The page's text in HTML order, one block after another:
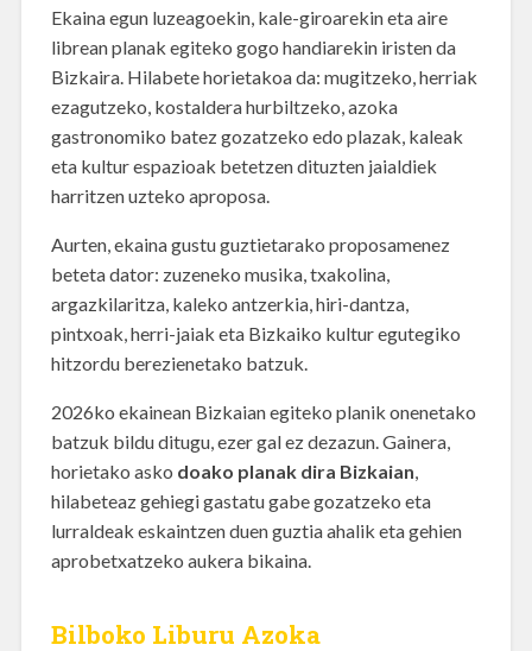
Ekaina egun luzeagoekin, kale-giroarekin eta aire
librean planak egiteko gogo handiarekin iristen da
Bizkaira. Hilabete horietakoa da: mugitzeko, herriak
ezagutzeko, kostaldera hurbiltzeko, azoka
gastronomiko batez gozatzeko edo plazak, kaleak
eta kultur espazioak betetzen dituzten jaialdiek
harritzen uzteko aproposa.
Aurten, ekaina gustu guztietarako proposamenez
beteta dator: zuzeneko musika, txakolina,
argazkilaritza, kaleko antzerkia, hiri-dantza,
pintxoak, herri-jaiak eta Bizkaiko kultur egutegiko
hitzordu berezienetako batzuk.
2026ko ekainean Bizkaian egiteko planik onenetako
batzuk bildu ditugu, ezer gal ez dezazun. Gainera,
horietako asko doako planak dira Bizkaian
hilabeteaz gehiegi gastatu gabe gozatzeko eta
lurraldeak eskaintzen duen guztia ahalik eta gehien
aprobetxatzeko aukera bikaina.
Bilboko Liburu Azoka